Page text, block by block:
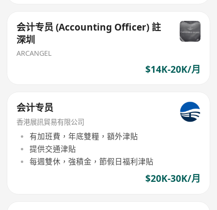
会计专员 (Accounting Officer) 註
深圳
ARCANGEL
$14K-20K/月
会计专员
香港展訊貿易有限公司
有加班費，年底雙糧，額外津貼
提供交通津貼
每週雙休，強積金，節假日福利津貼
$20K-30K/月